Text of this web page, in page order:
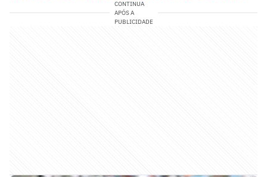
CONTINUA
APÓS A
PUBLICIDADE